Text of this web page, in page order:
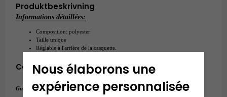
Produktbeskrivning
Informations détaillées:
Composition: polyester
Taille unique
Réglable à l'arrière de la casquette.
Composition: polyester
Guide des tailles: Taille unique .
Nous élaborons une
expérience personnalisée